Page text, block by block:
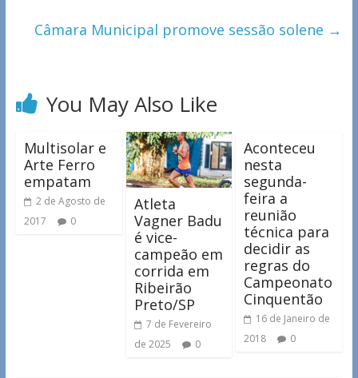
Câmara Municipal promove sessão solene →
You May Also Like
Multisolar e
Arte Ferro
empatam
2 de Agosto de
2017
0
Atleta
Vagner Badu
é vice-
campeão em
corrida em
Ribeirão
Preto/SP
7 de Fevereiro
de 2025
0
Aconteceu
nesta
segunda-
feira a
reunião
técnica para
decidir as
regras do
Campeonato
Cinquentão
16 de Janeiro de
2018
0